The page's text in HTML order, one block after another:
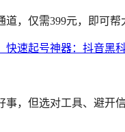
道，仅需399元，即可
事，但选对工具、避开